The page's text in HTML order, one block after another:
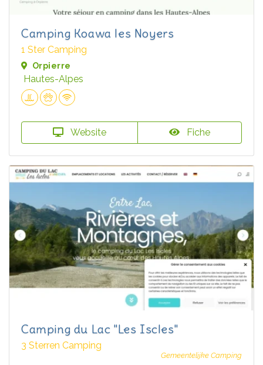
Camping Koawa les Noyers
1 Ster Camping
Orpierre
Hautes-Alpes
Website Fiche
Camping du Lac "Les Iscles"
3 Sterren Camping
Gemeentelijke Camping